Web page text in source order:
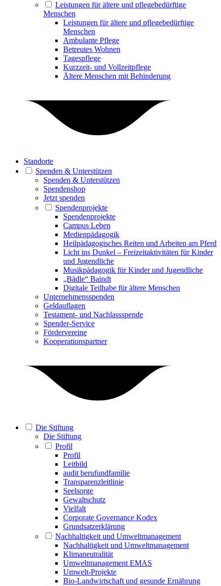
Leistungen für ältere und pflegebedürftige
Menschen
Leistungen für ältere und pflegebedürftige
Menschen
Ambulante Pflege
Betreutes Wohnen
Tagespflege
Kurzzeit- und Vollzeitpflege
Ältere Menschen mit Behinderung
Standorte
Spenden & Unterstützen
Spenden & Unterstützen
Spendenshop
Jetzt spenden
Spendenprojekte
Spendenprojekte
Campus Leben
Medienpädagogik
Heilpädagogisches Reiten und Arbeiten am Pferd
Licht ins Dunkel – Freizeitaktivitäten für Kinder
und Jugendliche
Musikpädagogik für Kinder und Jugendliche
„Bädle“ Baindt
Digitale Teilhabe für ältere Menschen
Unternehmensspenden
Geldauflagen
Testament- und Nachlassspende
Spender-Service
Fördervereine
Kooperationspartner
Die Stiftung
Die Stiftung
Profil
Profil
Leitbild
audit berufundfamilie
Transparenzleitlinie
Seelsorge
Gewaltschutz
Vielfalt
Corporate Governance Kodex
Grundsatzerklärung
Nachhaltigkeit und Umweltmanagement
Nachhaltigkeit und Umweltmanagement
Klimaneutralität
Umweltmanagement EMAS
Umwelt-Projekte
Bio-Landwirtschaft und gesunde Ernährung